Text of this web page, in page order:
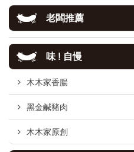
老闆推薦
味 ! 自慢
木木家香腸
黑金鹹豬肉
木木家原創